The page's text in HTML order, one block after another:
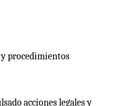
y procedimientos
acciones legales y